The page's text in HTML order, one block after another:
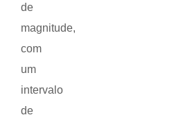
de
magnitude,
com
um
intervalo
de